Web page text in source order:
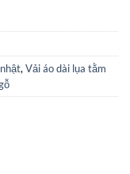
, Vải áo dài lụa tằm